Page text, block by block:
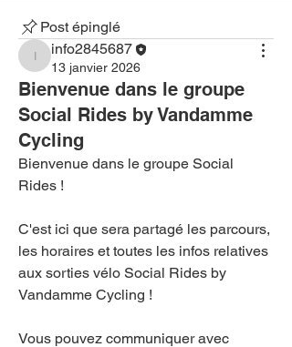
Post épinglé
info2845687
info2845687
13 janvier 2026
Bienvenue dans le groupe
Social Rides by Vandamme
Cycling
Bienvenue dans le groupe Social
Rides !
C'est ici que sera partagé les parcours,
les horaires et toutes les infos relatives
aux sorties vélo Social Rides by
Vandamme Cycling !
Vous pouvez communiquer avec